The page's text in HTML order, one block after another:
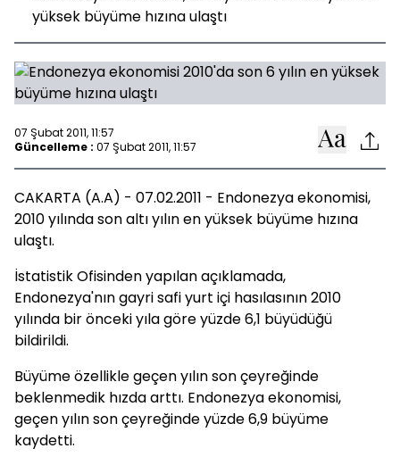
yüksek büyüme hızına ulaştı
07 Şubat 2011, 11:57
Güncelleme : 07 Şubat 2011, 11:57
CAKARTA (A.A) - 07.02.2011 - Endonezya ekonomisi,
2010 yılında son altı yılın en yüksek büyüme hızına
ulaştı.
İstatistik Ofisinden yapılan açıklamada,
Endonezya'nın gayri safi yurt içi hasılasının 2010
yılında bir önceki yıla göre yüzde 6,1 büyüdüğü
bildirildi.
Büyüme özellikle geçen yılın son çeyreğinde
beklenmedik hızda arttı. Endonezya ekonomisi,
geçen yılın son çeyreğinde yüzde 6,9 büyüme
kaydetti.